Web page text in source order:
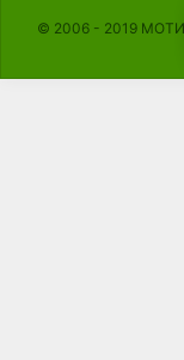
© 2006 - 2019